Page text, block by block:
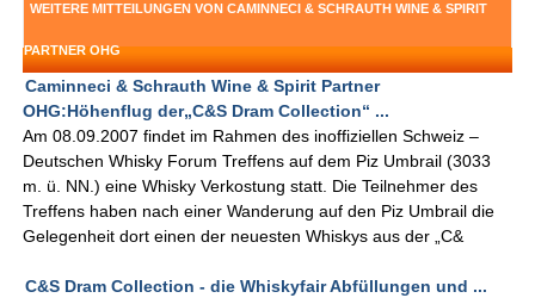
WEITERE MITTEILUNGEN VON CAMINNECI & SCHRAUTH WINE & SPIRIT
PARTNER OHG
Caminneci & Schrauth Wine & Spirit Partner
OHG:Höhenflug der„C&S Dram Collection“ ...
Am 08.09.2007 findet im Rahmen des inoffiziellen Schweiz –
Deutschen Whisky Forum Treffens auf dem Piz Umbrail (3033
m. ü. NN.) eine Whisky Verkostung statt. Die Teilnehmer des
Treffens haben nach einer Wanderung auf den Piz Umbrail die
Gelegenheit dort einen der neuesten Whiskys aus der „C&
C&S Dram Collection - die Whiskyfair Abfüllungen und ...